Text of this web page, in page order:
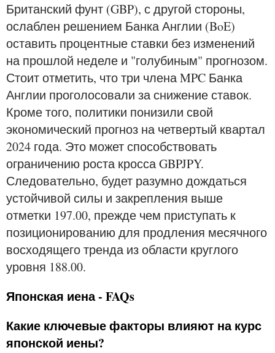
Британский фунт (GBP), с другой стороны,
ослаблен решением Банка Англии (BoE)
оставить процентные ставки без изменений
на прошлой неделе и "голубиным" прогнозом.
Стоит отметить, что три члена MPC Банка
Англии проголосовали за снижение ставок.
Кроме того, политики понизили свой
экономический прогноз на четвертый квартал
2024 года. Это может способствовать
ограничению роста кросса GBPJPY.
Следовательно, будет разумно дождаться
устойчивой силы и закрепления выше
отметки 197.00, прежде чем приступать к
позиционированию для продления месячного
восходящего тренда из области круглого
уровня 188.00.
Японская иена - FAQs
Какие ключевые факторы влияют на курс
японской иены?